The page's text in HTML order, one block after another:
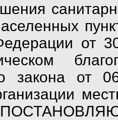
от
закона